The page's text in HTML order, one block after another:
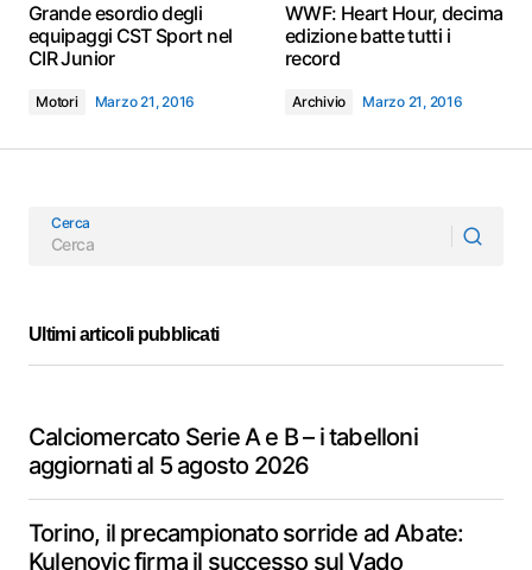
Grande esordio degli
equipaggi CST Sport nel
CIR Junior
Motori Marzo 21, 2016
WWF: Heart Hour, decima
edizione batte tutti i
record
Archivio Marzo 21, 2016
Cerca
Ultimi articoli pubblicati
Calciomercato Serie A e B – i tabelloni
aggiornati al 5 agosto 2026
Torino, il precampionato sorride ad Abate:
Kulenovic firma il successo sul Vado